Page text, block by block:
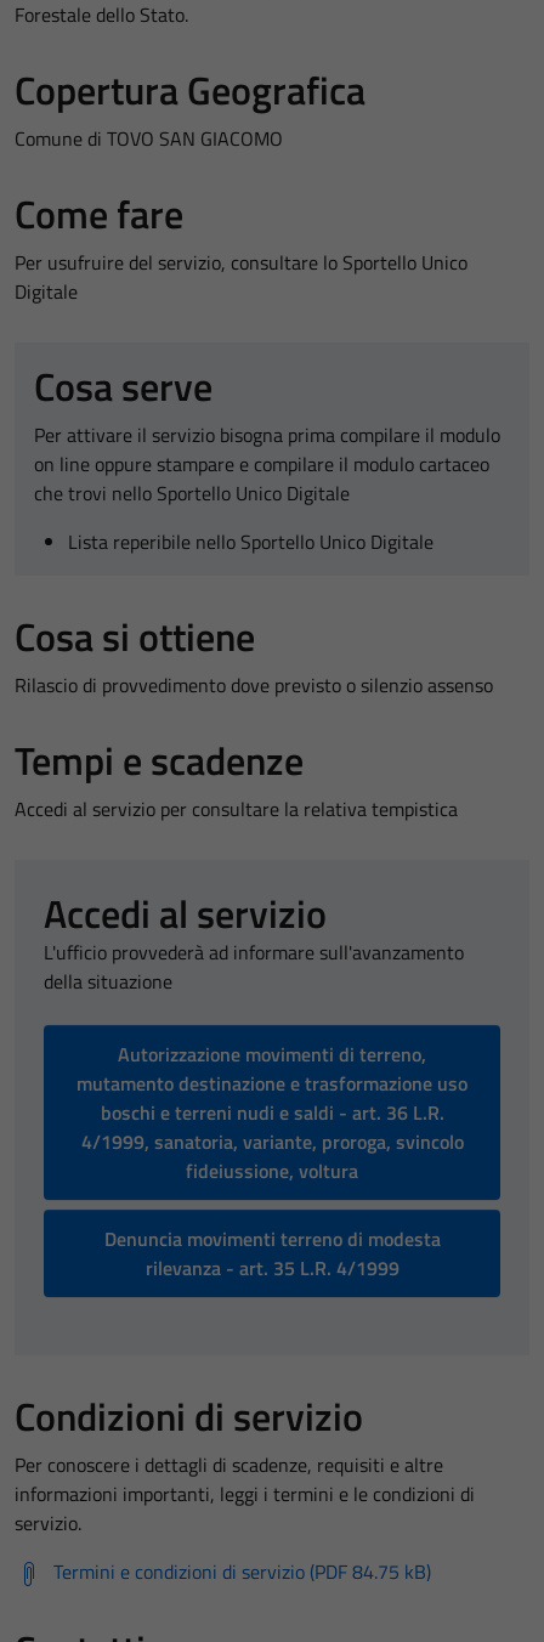
Forestale dello Stato.
Copertura Geografica
Comune di TOVO SAN GIACOMO
Come fare
Per usufruire del servizio, consultare lo Sportello Unico
Digitale
Cosa serve
Per attivare il servizio bisogna prima compilare il modulo
on line oppure stampare e compilare il modulo cartaceo
che trovi nello Sportello Unico Digitale
Lista reperibile nello Sportello Unico Digitale
Cosa si ottiene
Rilascio di provvedimento dove previsto o silenzio assenso
Tempi e scadenze
Accedi al servizio per consultare la relativa tempistica
Accedi al servizio
L'ufficio provvederà ad informare sull'avanzamento
della situazione
Autorizzazione movimenti di terreno,
mutamento destinazione e trasformazione uso
boschi e terreni nudi e saldi - art. 36 L.R.
4/1999, sanatoria, variante, proroga, svincolo
fideiussione, voltura
Denuncia movimenti terreno di modesta
rilevanza - art. 35 L.R. 4/1999
Condizioni di servizio
Per conoscere i dettagli di scadenze, requisiti e altre
informazioni importanti, leggi i termini e le condizioni di
servizio.
Termini e condizioni di servizio (PDF 84.75 kB)